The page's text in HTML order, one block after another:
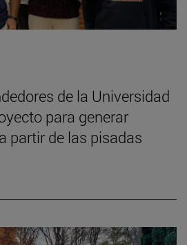
de la Universidad
para generar
partir de las pisadas